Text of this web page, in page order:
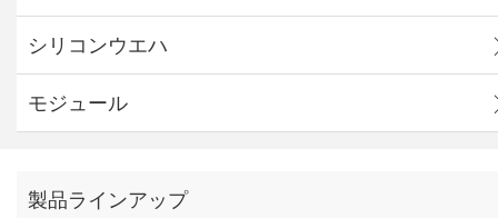
シリコンウエハ
モジュール
製品ラインアップ